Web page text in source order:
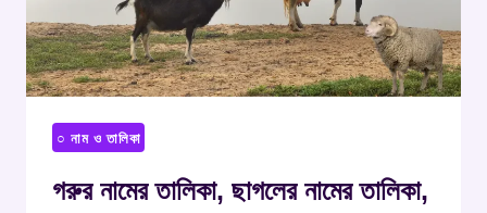
○ নাম ও তালিকা
গরুর নামের তালিকা, ছাগলের নামের তালিকা,